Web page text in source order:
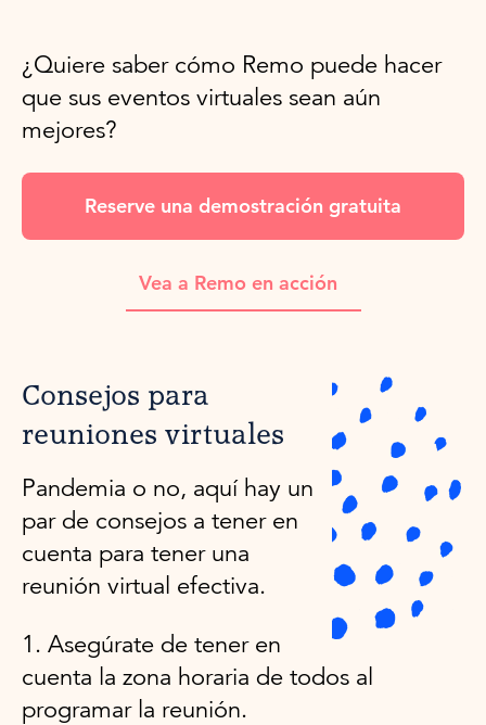
¿Quiere saber cómo Remo puede hacer
que sus eventos virtuales sean aún
mejores?
Reserve una demostración gratuita
Vea a Remo en acción
Consejos para
reuniones virtuales
Pandemia o no, aquí hay un
par de consejos a tener en
cuenta para tener una
reunión virtual efectiva.
1. Asegúrate de tener en
cuenta la zona horaria de todos al
programar la reunión.